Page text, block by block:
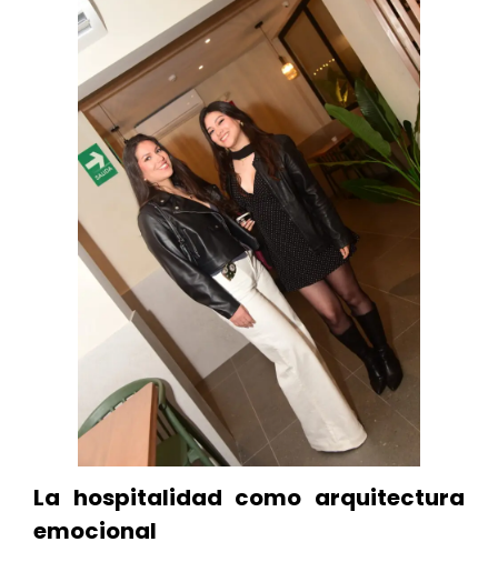
La hospitalidad como arquitectura
emocional